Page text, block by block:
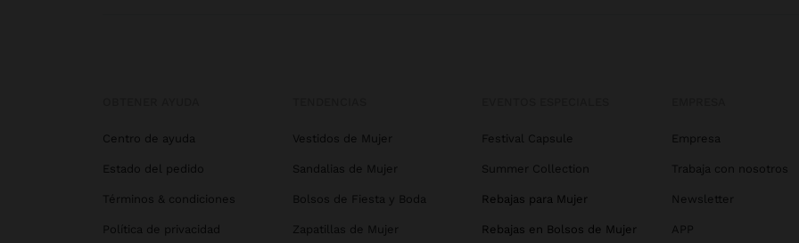
Centro de ayuda
Estado del pedido
Términos & condiciones
Política de privacidad
Vestidos de Mujer
Sandalias de Mujer
Bolsos de Fiesta y Boda
Zapatillas de Mujer
Festival Capsule
Summer Collection
Rebajas para Mujer
Rebajas en Bolsos de Mujer
Empresa
Trabaja con nosotros
Newsletter
APP